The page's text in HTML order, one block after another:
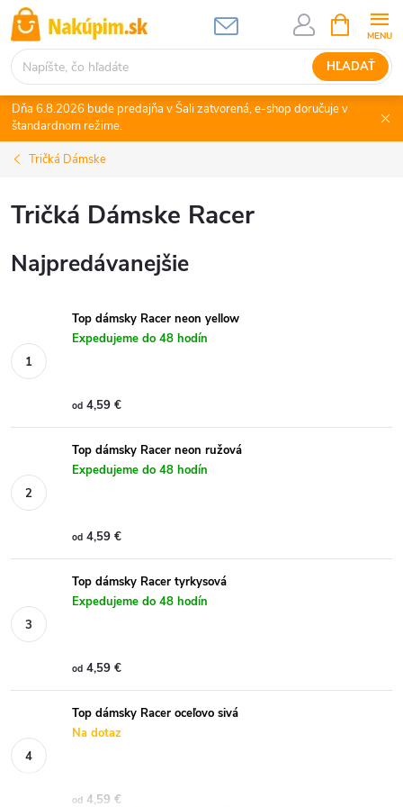
Prejsť
na
obsah
HĽADAŤ
KOŠÍK
Dňa 6.8.2026 bude predajňa v Šali zatvorená, e-shop doručuje v
štandardnom režime.
Tričká Dámske
Tričká Dámske Racer
Najpredávanejšie
Top dámsky Racer neon yellow
Expedujeme do 48 hodín
od 4,59 €
Top dámsky Racer neon ružová
Expedujeme do 48 hodín
od 4,59 €
Top dámsky Racer tyrkysová
Expedujeme do 48 hodín
od 4,59 €
Top dámsky Racer oceľovo sivá
Na dotaz
od 4,59 €